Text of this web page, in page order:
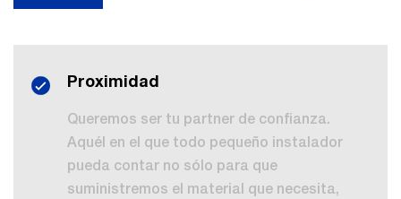
Proximidad
Queremos ser tu partner de confianza.
Aquél en el que todo pequeño instalador
pueda contar no sólo para que
suministremos el material que necesita,